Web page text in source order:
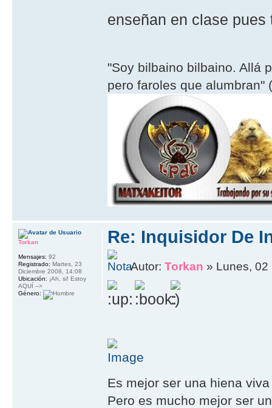
enseñan en clase
"Soy bilbaino bilbaino. Allá
pero faroles que alumbran"
Re: Inquisidor De
Autor:Torkan » Lunes, 02
Es mejor ser una hiena
Pero es mucho mejor ser
Torkan
Mensajes: 92
Registrado: Martes, 23
Diciembre 2008, 14:08
Ubicación: ¡Ah, si! Estoy
AQUÍ -->
Género: